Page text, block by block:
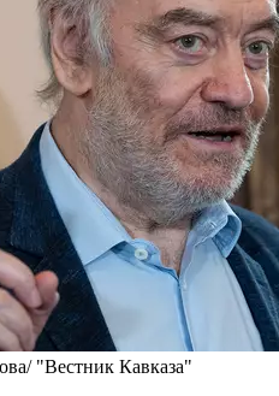
"Вестник Кавказа"